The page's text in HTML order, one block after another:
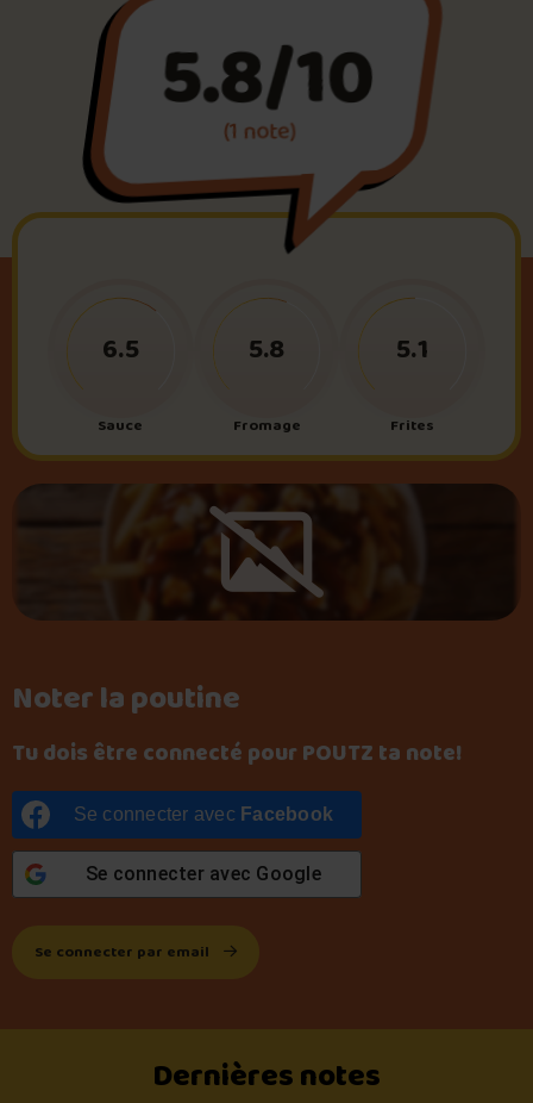
Foire aux questions
Me connecter
5.8/10
(1 note)
Noter la poutine
Tu dois être connecté pour POUTZ ta note!
Se connecter avec Facebook
Se connecter avec Google
Se connecter par email
Sauce
6.5
Fromage
5.8
Frites
5.1
Dernières notes